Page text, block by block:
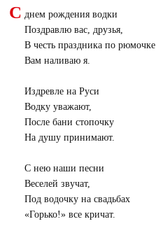
С днем рождения водки
Поздравлю вас, друзья,
В честь праздника по рюмочке
Вам наливаю я.
Издревле на Руси
Водку уважают,
После бани стопочку
На душу принимают.
С нею наши песни
Веселей звучат,
Под водочку на свадьбах
«Горько!» все кричат.